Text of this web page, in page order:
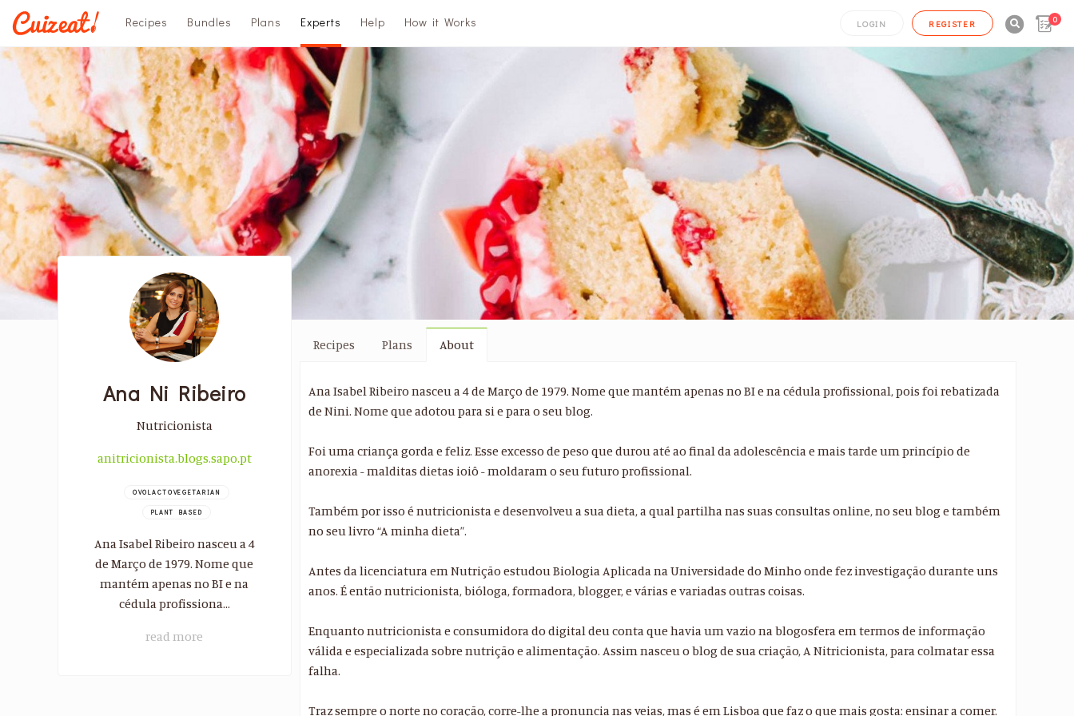
Recipes Bundles Plans Experts Help How it Works LOGIN REGISTER 0
Ana Ni Ribeiro
Nutricionista
anitricionista.blogs.sapo.pt
OVOLACTOVEGETARIAN
PLANT BASED
Ana Isabel Ribeiro nasceu a 4
de Março de 1979. Nome que
mantém apenas no BI e na
cédula profissiona...
read more
Recipes Plans About
Ana Isabel Ribeiro nasceu a 4 de Março de 1979. Nome que mantém apenas no BI e na cédula profissional, pois foi rebatizada
de Nini. Nome que adotou para si e para o seu blog.
Foi uma criança gorda e feliz. Esse excesso de peso que durou até ao final da adolescência e mais tarde um princípio de
anorexia - malditas dietas ioiô - moldaram o seu futuro profissional.
Também por isso é nutricionista e desenvolveu a sua dieta, a qual partilha nas suas consultas online, no seu blog e também
no seu livro “A minha dieta”.
Antes da licenciatura em Nutrição estudou Biologia Aplicada na Universidade do Minho onde fez investigação durante uns
anos. É então nutricionista, bióloga, formadora, blogger, e várias e variadas outras coisas.
Enquanto nutricionista e consumidora do digital deu conta que havia um vazio na blogosfera em termos de informação
válida e especializada sobre nutrição e alimentação. Assim nasceu o blog de sua criação, A Nitricionista, para colmatar essa
falha.
Traz sempre o norte no coração, corre-lhe a pronuncia nas veias, mas é em Lisboa que faz o que mais gosta: ensinar a comer.